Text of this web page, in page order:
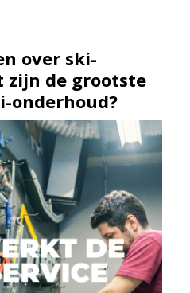
over ski-
zijn de grootste
onderhoud?